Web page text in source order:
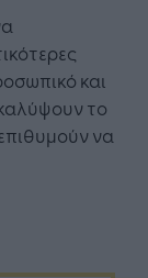
και
το
να